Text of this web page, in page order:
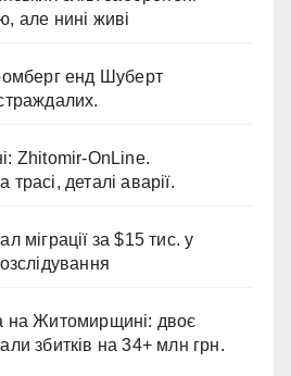
але нині живі
енд Шуберт
Zhitomir-OnLine.
деталі аварії.
міграції за $15 тис. у
на Житомирщині: двоє
збитків на 34+ млн грн.